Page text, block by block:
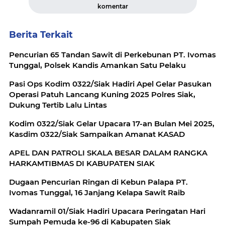
komentar
Berita Terkait
Pencurian 65 Tandan Sawit di Perkebunan PT. Ivomas
Tunggal, Polsek Kandis Amankan Satu Pelaku
Pasi Ops Kodim 0322/Siak Hadiri Apel Gelar Pasukan
Operasi Patuh Lancang Kuning 2025 Polres Siak,
Dukung Tertib Lalu Lintas
Kodim 0322/Siak Gelar Upacara 17-an Bulan Mei 2025,
Kasdim 0322/Siak Sampaikan Amanat KASAD
APEL DAN PATROLI SKALA BESAR DALAM RANGKA
HARKAMTIBMAS DI KABUPATEN SIAK
Dugaan Pencurian Ringan di Kebun Palapa PT.
Ivomas Tunggal, 16 Janjang Kelapa Sawit Raib
Wadanramil 01/Siak Hadiri Upacara Peringatan Hari
Sumpah Pemuda ke-96 di Kabupaten Siak